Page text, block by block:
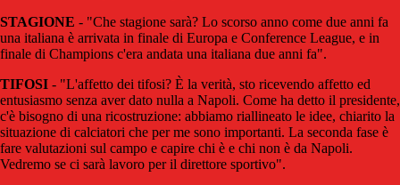
STAGIONE - "Che stagione sarà? Lo scorso anno come due anni fa
una italiana è arrivata in finale di Europa e Conference League, e in
finale di Champions c'era andata una italiana due anni fa".
TIFOSI - "L'affetto dei tifosi? È la verità, sto ricevendo affetto ed
entusiasmo senza aver dato nulla a Napoli. Come ha detto il presidente,
c'è bisogno di una ricostruzione: abbiamo riallineato le idee, chiarito la
situazione di calciatori che per me sono importanti. La seconda fase è
fare valutazioni sul campo e capire chi è e chi non è da Napoli.
Vedremo se ci sarà lavoro per il direttore sportivo".